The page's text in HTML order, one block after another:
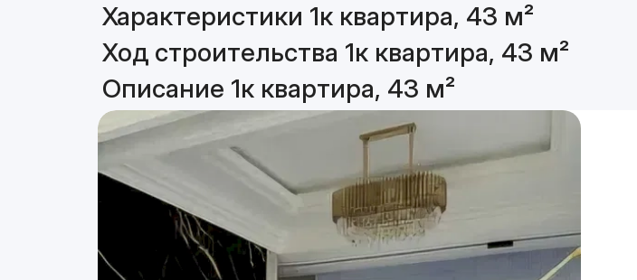
Характеристики 1к квартира, 43 м²
Ход строительства 1к квартира, 43 м²
Описание 1к квартира, 43 м²